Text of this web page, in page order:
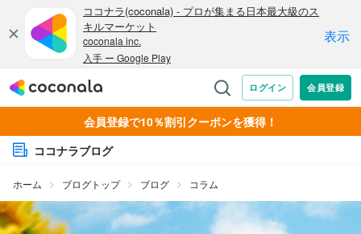
会員登録で10％割引クーポンを獲得！
ココナラブログ
ホーム ブログトップ ブログ コラム